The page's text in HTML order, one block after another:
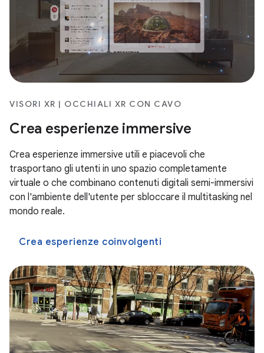
VISORI XR | OCCHIALI XR CON CAVO
Crea esperienze immersive
Crea esperienze immersive utili e piacevoli che
trasportano gli utenti in uno spazio completamente
virtuale o che combinano contenuti digitali semi-immersivi
con l'ambiente dell'utente per sbloccare il multitasking nel
mondo reale.
Crea esperienze coinvolgenti